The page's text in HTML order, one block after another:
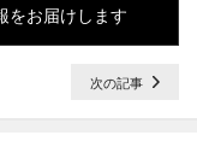
をお届けします
次の記事